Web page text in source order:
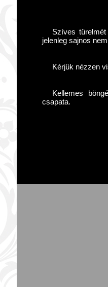
Szíves
jelenleg sajnos
Kérjük nézzen
Kellemes
csapata.